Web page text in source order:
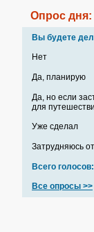
Опрос дня:
Вы будете
Нет
Да, планирую
Да, но если
для
Уже сделал
Затрудняюсь
Всего голосов:
Все опросы >>